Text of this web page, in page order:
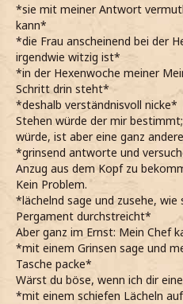
*sie mit meiner Antwort
kann*
*die Frau anscheinend bei der
irgendwie witzig ist*
*in der Hexenwoche meiner
Schritt drin steht*
*deshalb verständnisvoll nicke*
Stehen würde der mir
würde, ist aber eine ganz
*grinsend antworte und
Anzug aus dem Kopf zu
Kein Problem.
*lächelnd sage und zusehe, wie
Pergament durchstreicht*
Aber ganz im Ernst: Mein Chef
*mit einem Grinsen sage und
Tasche packe*
Wärst du böse, wenn ich dir
*mit einem schiefen Lächeln